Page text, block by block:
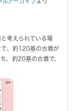
考えられている場
て、約120基の古墳が
、約20基の古墳で、